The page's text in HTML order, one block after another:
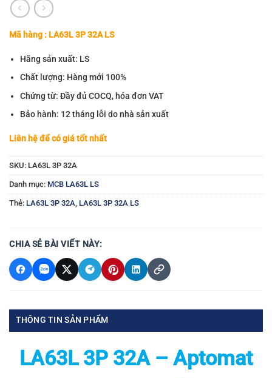
Mã hàng : LA63L 3P 32A LS
Hãng sản xuất: LS
Chất lượng: Hàng mới 100%
Chứng từ: Đầy đủ COCQ, hóa đơn VAT
Bảo hành: 12 tháng lỗi do nhà sản xuất
Liên hệ để có giá tốt nhất
SKU: LA63L 3P 32A
Danh mục: MCB LA63L LS
Thẻ: LA63L 3P 32A, LA63L 3P 32A LS
CHIA SẺ BÀI VIẾT NÀY:
THÔNG TIN SẢN PHẨM
LA63L 3P 32A – Aptomat